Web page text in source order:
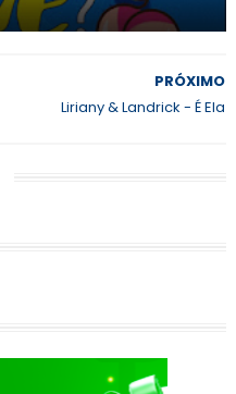
PRÓXIMO
Liriany & Landrick - É Ela